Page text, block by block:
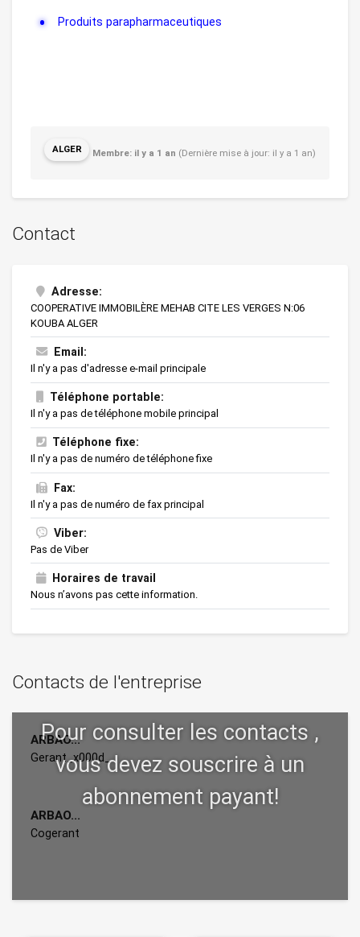
Produits parapharmaceutiques
ALGER Membre: il y a 1 an (Dernière mise à jour: il y a 1 an)
Contact
Adresse:
COOPERATIVE IMMOBILÈRE MEHAB CITE LES VERGES N:06
KOUBA ALGER
Email:
Il n'y a pas d'adresse e-mail principale
Téléphone portable:
Il n'y a pas de téléphone mobile principal
Téléphone fixe:
Il n'y a pas de numéro de téléphone fixe
Fax:
Il n'y a pas de numéro de fax principal
Viber:
Pas de Viber
Horaires de travail
Nous n’avons pas cette information.
Contacts de l'entreprise
ARBAO...
Gerant_x000d_
ARBAO...
Cogerant